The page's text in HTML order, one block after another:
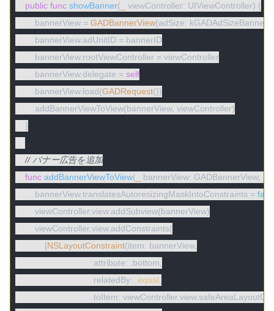
public func showBanner( viewController: UIViewController) {
        bannerView =
GADBannerView(adSize: kGADAdSizeBanner)
        bannerView.adUnitID = bannerID
        bannerView.rootViewController = viewController
        bannerView.delegate =
self
        bannerView.load(
GADRequest())
        addBannerViewToView(bannerView, viewController)
    }
// バナー広告を追加
func addBannerViewToView( bannerView: GADBannerView,
        bannerView.translatesAutoresizingMaskIntoConstraints =
        viewController.view.addSubview(bannerView)
        viewController.view.addConstraints(
            [
NSLayoutConstraint(item: bannerView,
                                attribute: .bottom,
                                relatedBy: .
equal,
toItem: